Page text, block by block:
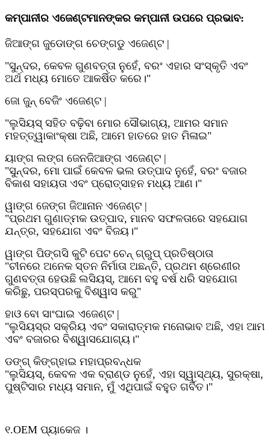
କମ୍ପାନୀର ଏଜେଣ୍ଟମାନଙ୍କର କମ୍ପାନୀ ଉପରେ ପ୍ରଭାବ:
ଜିଆଙ୍ଗ ଜୁଡୋଙ୍ଗ ଚେଙ୍ଗଡୁ ଏଜେଣ୍ଟ |
"ସୁନ୍ଦର, କେବଳ ଗୁଣବତ୍ତା ନୁହେଁ, ବରଂ ଏହାର ସଂସ୍କୃତି ଏବଂ
ଅର୍ଥ ମଧ୍ୟ ମୋତେ ଆକର୍ଷିତ କରେ।"
ଜୋ ଜୁନ୍ ବେଜିଂ ଏଜେଣ୍ଟ |
"ଲୁସିୟସ୍ ସହିତ ବଢ଼ିବା ମୋର ସୌଭାଗ୍ୟ, ଆମର ସମାନ
ମହତ୍ତ୍ୱାକାଂକ୍ଷା ଅଛି, ଆମେ ହାତରେ ହାତ ମିଳାଇ"
ୟାଙ୍ଗ ଲଙ୍ଗ ଜେନଜିଆଙ୍ଗ ଏଜେଣ୍ଟ |
"ସୁନ୍ଦର, ମୋ ପାଇଁ କେବଳ ଭଲ ଉତ୍ପାଦ ନୁହେଁ, ବରଂ ବଜାର
ବିକାଶ ସହାୟତା ଏବଂ ପ୍ରୋତ୍ସାହନ ମଧ୍ୟ ଆଣ।"
ୱାଙ୍ଗ ଜେଙ୍ଗ ଜିଆନାନ ଏଜେଣ୍ଟ |
"ପ୍ରଥମ ଗୁଣାତ୍ମକ ଉତ୍ପାଦ, ମାନବ ସଫଳତାରେ ସହଯୋଗ
ଯନ୍ତ୍ର, ସହଯୋଗ ଏବଂ ବିଜୟ।"
ୱାଙ୍ଗ ପିଙ୍ଗସି କୁଟି ପେଟ ଚେନ୍ ଗ୍ରୁପ୍ ପ୍ରତିଷ୍ଠାତା
"ଚୀନରେ ଅନେକ ସ୍ତନ ନିର୍ମାତା ଅଛନ୍ତି, ପ୍ରଥମ ଶ୍ରେଣୀର
ଗୁଣବତ୍ତା ହେଉଛି ଲସିୟସ୍, ଆମେ ବହୁ ବର୍ଷ ଧରି ସହଯୋଗ
କରିଛୁ, ପରସ୍ପରକୁ ବିଶ୍ୱାସ କରୁ"
ହାଓ ବୋ ସାଂଘାଇ ଏଜେଣ୍ଟ |
"ଲୁସିୟସ୍‌ର ସକ୍ରିୟ ଏବଂ ସକାରାତ୍ମକ ମନୋଭାବ ଅଛି, ଏହା ଆମ
ଏବଂ ବଜାରର ବିଶ୍ୱାସଯୋଗ୍ୟ।"
ଡଙ୍ଗ୍ କିଙ୍ଗ୍ହାଇ ମହାପ୍ରବନ୍ଧକ
"ଲୁସିୟସ୍, କେବଳ ଏକ ବ୍ରାଣ୍ଡ ନୁହେଁ, ଏହା ସ୍ୱାସ୍ଥ୍ୟ, ସୁରକ୍ଷା,
ପୁଷ୍ଟିସାର ମଧ୍ୟ ସମାନ, ମୁଁ ଏଥିପାଇଁ ବହୁତ ଗର୍ବିତ।"
୧.OEM ପ୍ୟାକେଜ ।